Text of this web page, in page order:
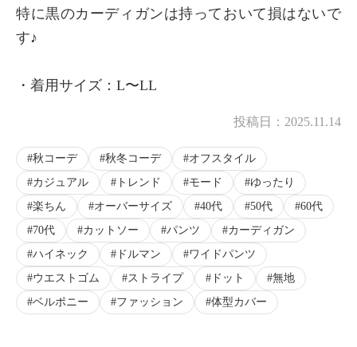
特に黒のカーディガンは持っておいて損はないで
す♪
・着用サイズ：L〜LL
投稿日： 2025.11.14
秋コーデ 秋冬コーデ
オフスタイル
カジュアル
トレンド モード
ゆったり
楽ちん
オーバーサイズ 40代 50代
60代
70代
カットソー パンツ
カーディガン
ハイネック
ドルマン
ワイドパンツ
ウエストゴム
ストライプ ドット
無地
ベルポニー
ファッション 体型カバー